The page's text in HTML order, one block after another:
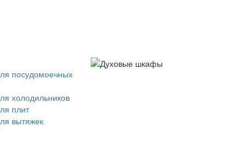
посудомоечных
холодильников
плит
вытяжек